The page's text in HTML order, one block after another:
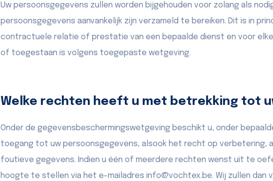
Uw persoonsgegevens zullen worden bijgehouden voor zolang als
persoonsgegevens aanvankelijk zijn verzameld te bereiken. Dit is in
contractuele relatie of prestatie van een bepaalde dienst en voor
of toegestaan is volgens toegepaste wetgeving.
Welke rechten heeft u met betrekking tot
Onder de gegevensbeschermingswetgeving beschikt u, onder
toegang tot uw persoonsgegevens, alsook het recht op verbetering,
foutieve gegevens. Indien u één of meerdere rechten wenst uit te
hoogte te stellen via het e-mailadres info@vochtex.be. Wij zullen dan